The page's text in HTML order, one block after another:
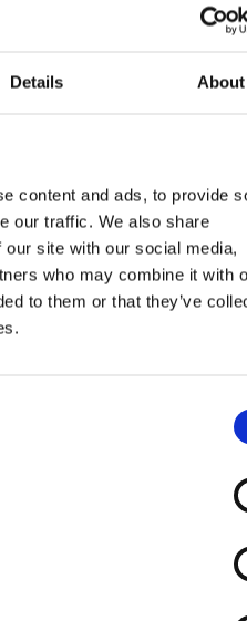
Details About
content and ads, to provide
our traffic. We also share
site with our social media,
who may combine it with
to them or that they’ve
sūkalu
sīrups, smalcināti mandeļu
vājpiens
, sāls, kakao
laktoze , emulgatori (E 471,
(E 410, E 412),
citus riekstus, lipekli un